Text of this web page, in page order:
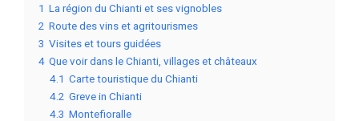
1 La région du Chianti et ses vignobles
2 Route des vins et agritourismes
3 Visites et tours guidées
4 Que voir dans le Chianti, villages et châteaux
4.1 Carte touristique du Chianti
4.2 Greve in Chianti
4.3 Montefioralle